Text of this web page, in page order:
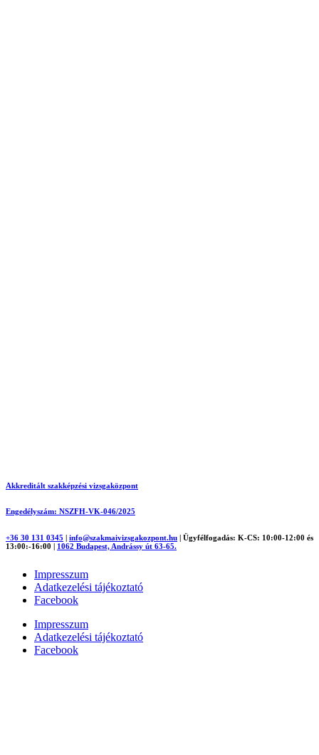
Akkreditált szakképzési vizsgaközpont
Engedélyszám: NSZFH-VK-046/2025
+36 30 131 0345 info@szakmaivizsgakozpont.hu
Ügyfélfogadás: K-CS: 10:00-12:00 és
13:00:-16:00
1062 Budapest, Andrássy út 63-65.
Impresszum
Adatkezelési tájékoztató
Facebook
Impresszum
Adatkezelési tájékoztató
Facebook